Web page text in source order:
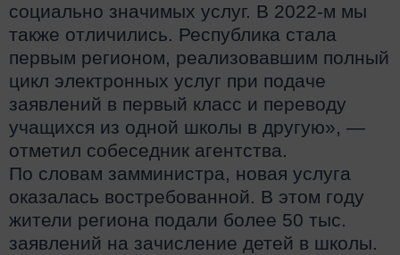
социально значимых услуг. В 2022-м мы
также отличились. Республика стала
первым регионом, реализовавшим полный
цикл электронных услуг при подаче
заявлений в первый класс и переводу
учащихся из одной школы в другую», —
отметил собеседник агентства.
По словам замминистра, новая услуга
оказалась востребованной. В этом году
жители региона подали более 50 тыс.
заявлений на зачисление детей в школы.